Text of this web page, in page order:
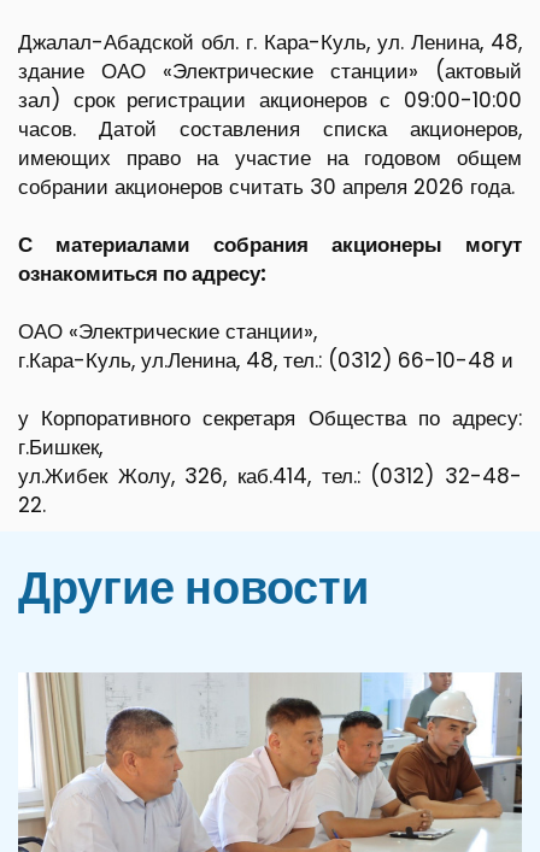
Джалал-Абадской обл. г. Кара-Куль, ул. Ленина, 48,
здание ОАО «Электрические станции» (актовый
зал) срок регистрации акционеров с 09:00-10:00
часов. Датой составления списка акционеров,
имеющих право на участие на годовом общем
собрании акционеров считать 30 апреля 2026 года.
С материалами собрания акционеры могут
ознакомиться по адресу:
ОАО «Электрические станции»,
г.Кара-Куль, ул.Ленина, 48, тел.: (0312) 66-10-48 и
у Корпоративного секретаря Общества по адресу:
г.Бишкек,
ул.Жибек Жолу, 326, каб.414, тел.: (0312) 32-48-
22.
Другие новости